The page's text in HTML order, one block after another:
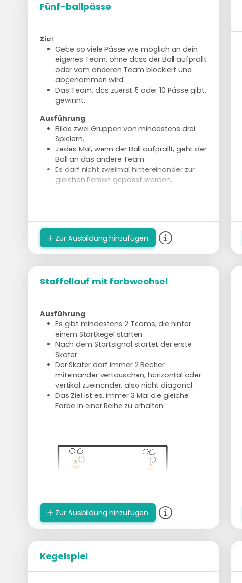
Fünf-ballpässe
Ziel
Gebe so viele Pässe wie möglich an dein
eigenes Team, ohne dass der Ball aufprallt
oder vom anderen Team blockiert und
abgenommen wird.
Das Team, das zuerst 5 oder 10 Pässe gibt,
gewinnt.
Ausführung
Bilde zwei Gruppen von mindestens drei
Spielern.
Jedes Mal, wenn der Ball aufprallt, geht der
Ball an das andere Team.
Es darf nicht zweimal hintereinander zur
gleichen Person gepasst werden.
Zur Ausbildung hinzufügen
Staffellauf mit farbwechsel
Ausführung
Es gibt mindestens 2 Teams, die hinter
einem Startkegel starten.
Nach dem Startsignal startet der erste
Skater.
Der Skater darf immer 2 Becher
miteinander vertauschen, horizontal oder
vertikal zueinander, also nicht diagonal.
Das Ziel ist es, immer 3 Mal die gleiche
Farbe in einer Reihe zu erhalten.
Zur Ausbildung hinzufügen
Kegelspiel